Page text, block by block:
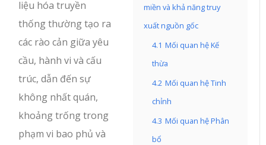
miền và khả năng truy
xuất nguồn gốc
4.1 Mối quan hệ Kế
thừa
4.2 Mối quan hệ Tinh
chỉnh
4.3 Mối quan hệ Phân
bổ
liệu hóa truyền
thống thường tạo ra
các rào cản giữa yêu
cầu, hành vi và cấu
trúc, dẫn đến sự
không nhất quán,
khoảng trống trong
phạm vi bao phủ và